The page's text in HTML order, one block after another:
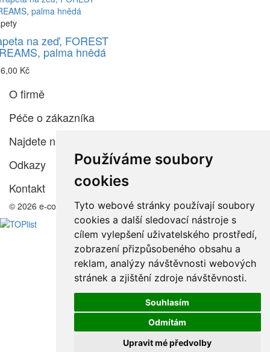
Používáme soubory
cookies
Tyto webové stránky používají soubory
cookies a další sledovací nástroje s
cílem vylepšení uživatelského prostředí,
zobrazení přizpůsobeného obsahu a
reklam, analýzy návštěvnosti webových
stránek a zjištění zdroje návštěvnosti.
Souhlasím
Odmítám
Upravit mé předvolby
na zeď, FOREST
palma hnědá
Kč
O firmě
Péče o zákazníka
Najdete nás
Odkazy
Kontakt
© 2026 e-color.cz